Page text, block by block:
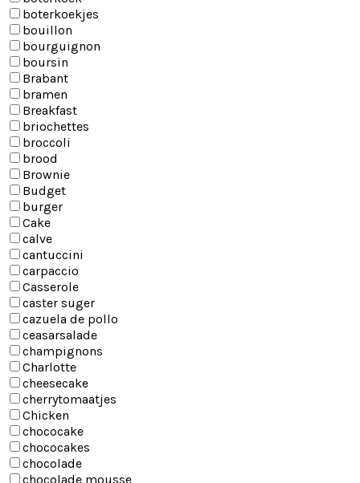
boterkoekjes
bouillon
bourguignon
boursin
Brabant
bramen
Breakfast
briochettes
broccoli
brood
Brownie
Budget
burger
Cake
calve
cantuccini
carpaccio
Casserole
caster suger
cazuela de pollo
ceasarsalade
champignons
Charlotte
cheesecake
cherrytomaatjes
Chicken
chococake
chococakes
chocolade
chocolade mousse